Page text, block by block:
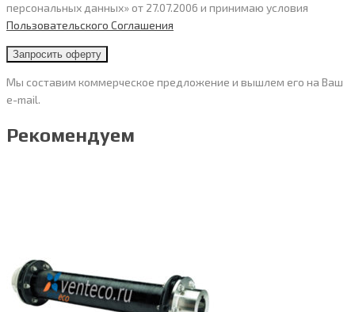
персональных данных» от 27.07.2006 и принимаю условия
Пользовательского Cоглашения
Мы составим коммерческое предложение и вышлем его на Ваш
e-mail.
Рекомендуем